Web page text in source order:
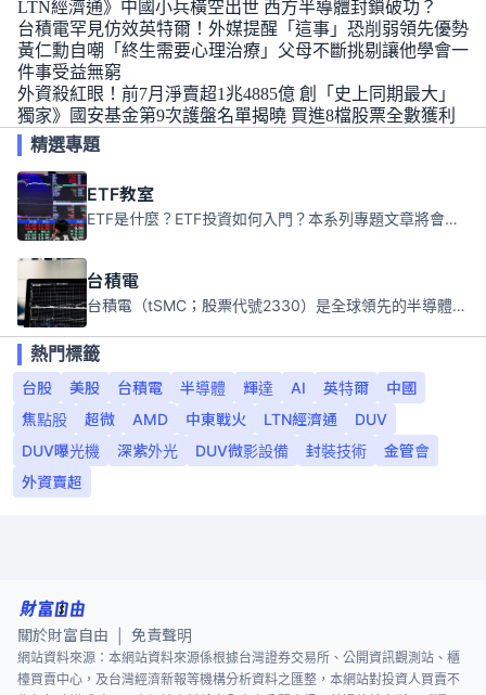
LTN經濟通》中國小兵橫空出世 西方半導體封鎖破功？
台積電罕見仿效英特爾！外媒提醒「這事」恐削弱領先優勢
黃仁勳自嘲「終生需要心理治療」父母不斷挑剔讓他學會一
件事受益無窮
外資殺紅眼！前7月淨賣超1兆4885億 創「史上同期最大」
獨家》國安基金第9次護盤名單揭曉 買進8檔股票全數獲利
精選專題
ETF教室
ETF是什麼？ETF投資如何入門？本系列專題文章將會告訴你新手必須知道的ETF基礎知識。
台積電
台積電（tSMC；股票代號2330）是全球領先的半導體代工公司，成立於1987年，總部位於台灣新竹。且已於美國、日本、德國及中國設廠，台積電是全球首家專業積體電路製造服務公司，也是全球最先進和最大規模的半導體代工廠。
熱門標籤
台股
美股 台積電 半導體 輝達 AI 英特爾
中國
焦點股
超微 AMD 中東戰火 LTN經濟通
DUV
DUV曝光機
深紫外光 DUV微影設備 封裝技術
金管會
外資賣超
關於財富自由 免責聲明
網站資料來源：本網站資料來源係根據台灣證券交易所、公開資訊觀測站、櫃
檯買賣中心，及台灣經濟新報等機構分析資料之匯整，本網站對投資人買賣不